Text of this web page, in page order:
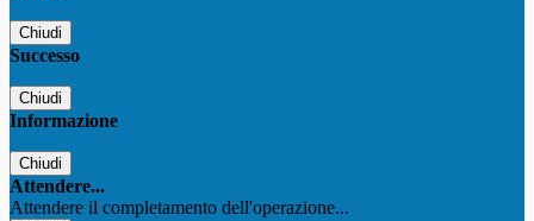
Chiudi
Successo
Chiudi
Informazione
Chiudi
Attendere...
Attendere il completamento dell'operazione...